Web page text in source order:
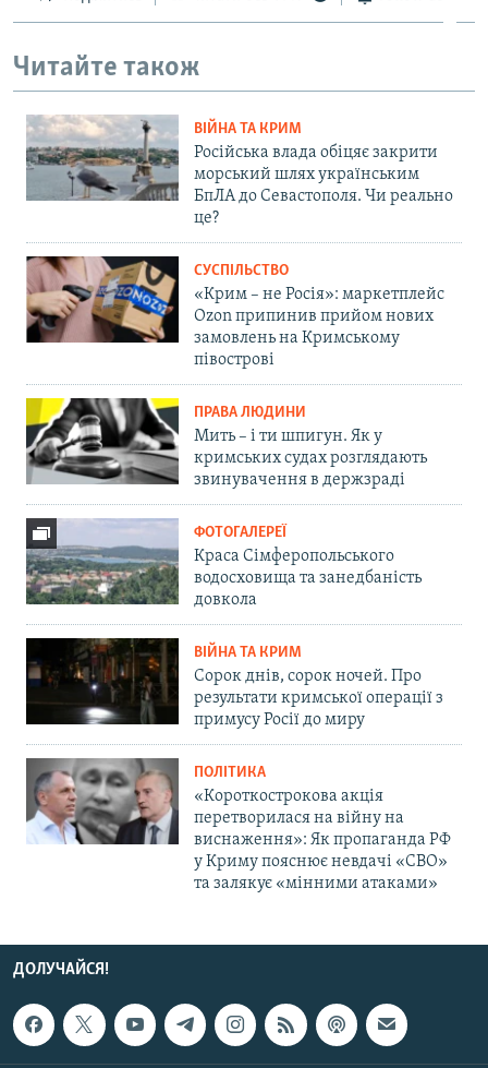
Читайте також
ВІЙНА ТА КРИМ
Російська влада обіцяє закрити
морський шлях українським
БпЛА до Севастополя. Чи реально
це?
СУСПІЛЬСТВО
«Крим – не Росія»: маркетплейс
Ozon припинив прийом нових
замовлень на Кримському
півострові
ПРАВА ЛЮДИНИ
Мить – і ти шпигун. Як у
кримських судах розглядають
звинувачення в держзраді
ФОТОГАЛЕРЕЇ
Краса Сімферопольського
водосховища та занедбаність
довкола
ВІЙНА ТА КРИМ
Сорок днів, сорок ночей. Про
результати кримської операції з
примусу Росії до миру
ПОЛІТИКА
«Короткострокова акція
перетворилася на війну на
виснаження»: Як пропаганда РФ
у Криму пояснює невдачі «СВО»
та залякує «мінними атаками»
ДОЛУЧАЙСЯ!